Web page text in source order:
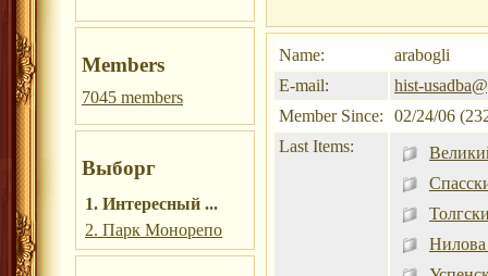
Members
7045 members
Выборг
1. Интересный ...
2. Парк Монорепо
Name:
arabogli
E-mail:
hist-
Member Since:
02/24/06
Last Items: